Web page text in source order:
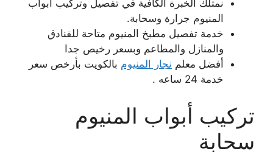
نمتلك الخبرة الكافية في تفصيل وتركيب ابواب
المنيوم جرارة وسحابة.
خدمة تفصيل مطبخ المنيوم متاحة للفنادق
والمنازل والمطاعم وبسعر رخيص جدا
أفضل معلم نجار المنيوم بالكويت بأرخص سعر
خدمة 24 ساعه .
تركيب أبواب المنيوم
سحابة